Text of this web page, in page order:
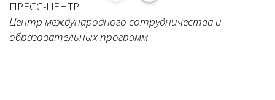
ПРЕСС-ЦЕНТР
Центр международного сотрудничества и
образовательных программ